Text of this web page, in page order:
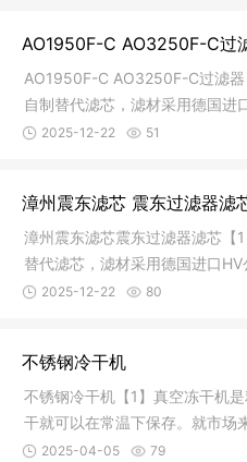
AO1950F-C AO3250F-C过
AO1950F-C AO3250F-C过滤
自制替代滤芯，滤材采用德国进
洁”，本公司涉
2025-12-22 51
漳州震东滤芯 震东过滤器滤
漳州震东滤芯震东过滤器滤芯【
替代滤芯，滤材采用德国进口
公司2025-12-22 80
不锈钢冷干机
不锈钢冷干机【1】真空冻干机
干就可以在常温下保存。就市场
干速溶
2025-04-05 79